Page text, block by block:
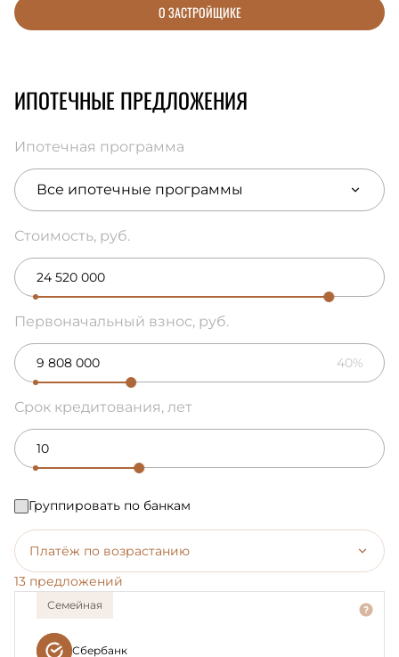
О ЗАСТРОЙЩИКЕ
ИПОТЕЧНЫЕ ПРЕДЛОЖЕНИЯ
Ипотечная программа
Все ипотечные программы
Стоимость, руб.
Первоначальный взнос, руб.
40%
Срок кредитования, лет
Группировать по банкам
Платёж по возрастанию
13 предложений
Семейная
Сбербанк